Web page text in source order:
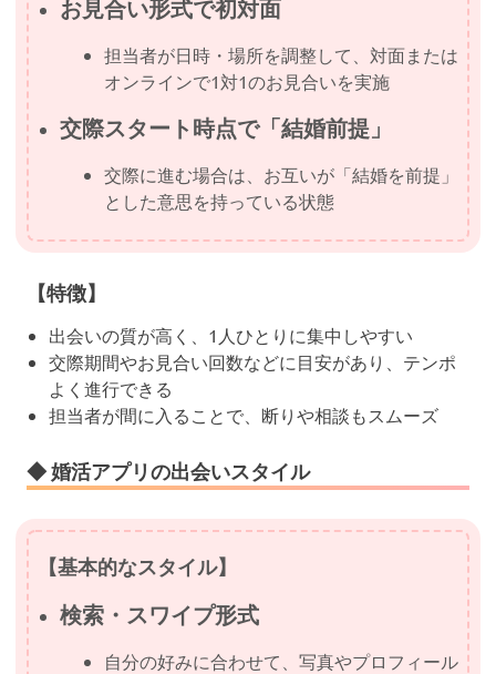
お見合い形式で初対面
担当者が日時・場所を調整して、対面または
オンラインで1対1のお見合いを実施
交際スタート時点で「結婚前提」
交際に進む場合は、お互いが「結婚を前提」
とした意思を持っている状態
【特徴】
出会いの質が高く、1人ひとりに集中しやすい
交際期間やお見合い回数などに目安があり、テンポ
よく進行できる
担当者が間に入ることで、断りや相談もスムーズ
◆ 婚活アプリの出会いスタイル
【基本的なスタイル】
検索・スワイプ形式
自分の好みに合わせて、写真やプロフィール